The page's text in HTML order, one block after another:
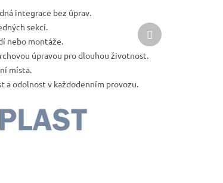
integrace bez úprav.
sekcí.
nebo montáže.
úpravou pro dlouhou životnost.
místa.
a odolnost v každodenním provozu.
Další
produkt